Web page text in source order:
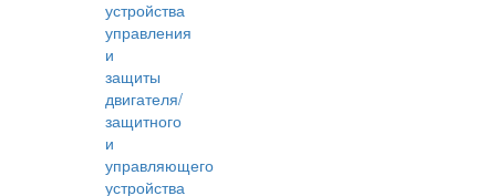
устройства
управления
и
защиты
двигателя/
защитного
и
управляющего
устройства